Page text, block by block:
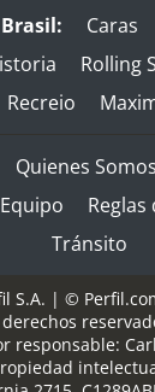
Caras
Rolling
Recreio
Quienes Somos
Equipo
Tránsito
S.A. | ©
derechos
responsable: